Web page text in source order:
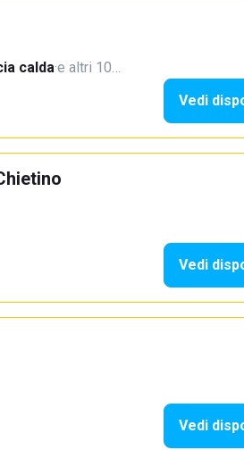
calda·e altri 10…
Vedi
Vedi
Vedi